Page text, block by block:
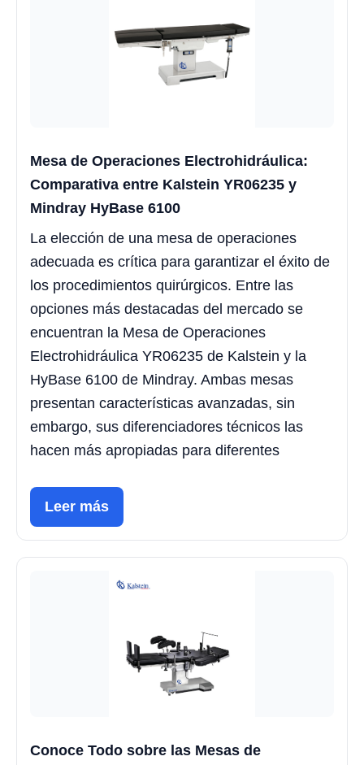
Mesa de Operaciones Electrohidráulica:
Comparativa entre Kalstein YR06235 y
Mindray HyBase 6100
La elección de una mesa de operaciones
adecuada es crítica para garantizar el éxito de
los procedimientos quirúrgicos. Entre las
opciones más destacadas del mercado se
encuentran la Mesa de Operaciones
Electrohidráulica YR06235 de Kalstein y la
HyBase 6100 de Mindray. Ambas mesas
presentan características avanzadas, sin
embargo, sus diferenciadores técnicos las
hacen más apropiadas para diferentes
Leer más
Conoce Todo sobre las Mesas de